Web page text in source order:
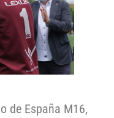
de España M16,